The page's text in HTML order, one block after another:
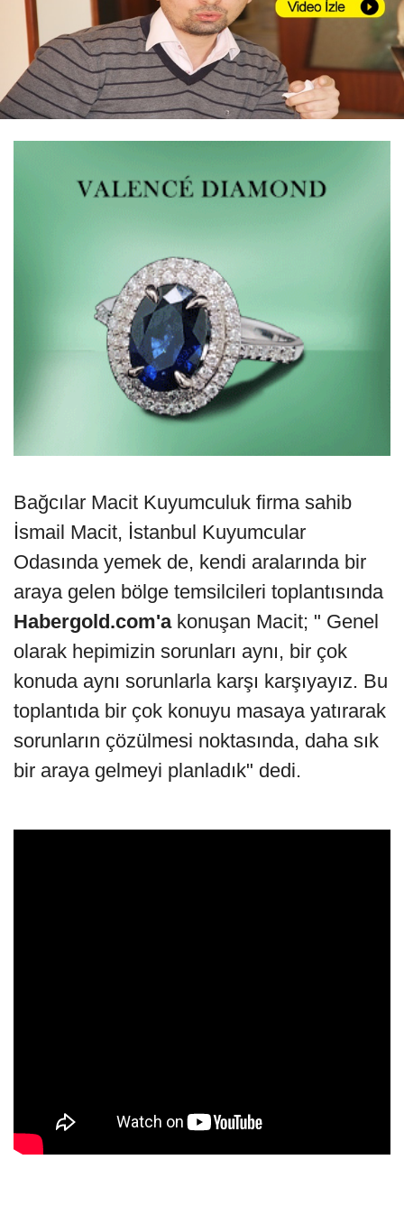
Bağcılar Macit Kuyumculuk firma sahib
İsmail Macit, İstanbul Kuyumcular
Odasında yemek de, kendi aralarında bir
araya gelen bölge temsilcileri toplantısında
Habergold.com'akonuşan Macit; " Genel
olarak hepimizin sorunları aynı, bir çok
konuda aynı sorunlarla karşı karşıyayız. Bu
toplantıda bir çok konuyu masaya yatırarak
sorunların çözülmesi noktasında, daha sık
bir araya gelmeyi planladık" dedi.